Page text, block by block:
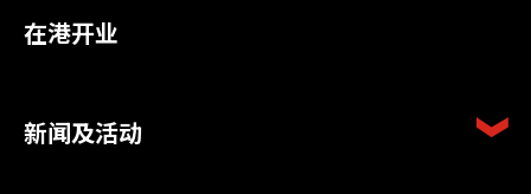
在港开业
新闻及活动